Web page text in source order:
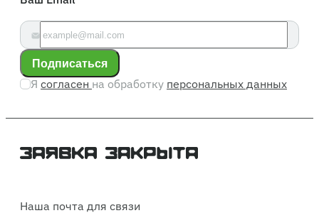
Подписаться
Я согласен на обработку персональных данных
Наша почта для связи